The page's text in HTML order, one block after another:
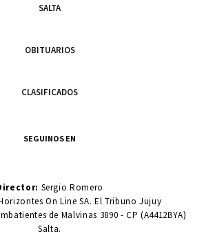
SALTA
OBITUARIOS
CLASIFICADOS
SEGUINOS EN
Sergio Romero
On Line SA. El Tribuno Jujuy
de Malvinas 3890 - CP (A4412BYA)
Salta.